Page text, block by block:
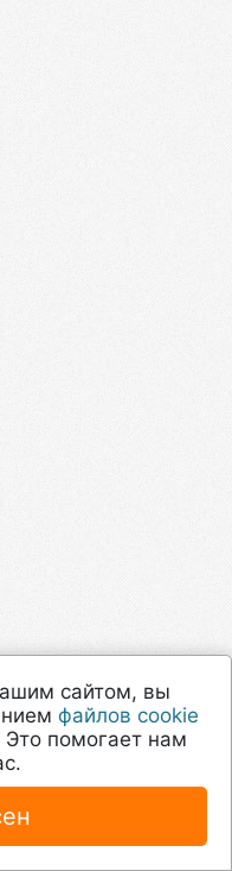
сайтом, вы
файлов cookie
Это помогает нам